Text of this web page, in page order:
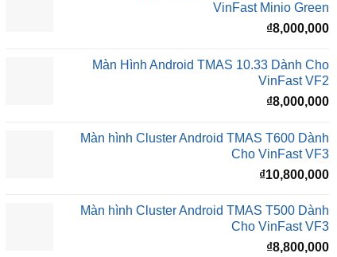
VinFast Minio Green
₫8,000,000
Màn Hình Android TMAS 10.33 Dành Cho
VinFast VF2
₫8,000,000
Màn hình Cluster Android TMAS T600 Dành
Cho VinFast VF3
₫10,800,000
Màn hình Cluster Android TMAS T500 Dành
Cho VinFast VF3
₫8,800,000